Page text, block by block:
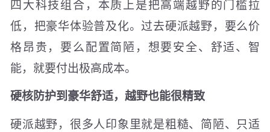
四大科技组合，本质上是把高端越野的门槛拉
低，把豪华体验普及化。过去硬派越野，要么价
格昂贵，要么配置简陋，想要安全、舒适、智
能，就要付出极高成本。
硬核防护到豪华舒适，越野也能很精致
硬派越野，很多人印象里就是粗糙、简陋、只适